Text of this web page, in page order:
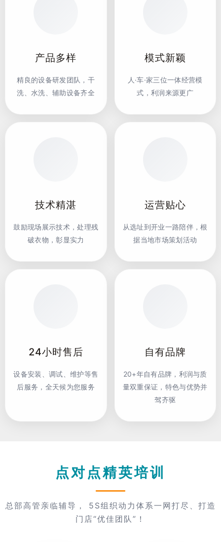
产品多样
精良的设备研发团队，干
洗、水洗、辅助设备齐全
模式新颖
人·车·家三位一体经营模
式，利润来源更广
技术精湛
鼓励现场展示技术，处理残
破衣物，彰显实力
运营贴心
从选址到开业一路陪伴，根
据当地市场策划活动
24小时售后
设备安装、调试、维护等售
后服务，全天候为您服务
自有品牌
20+年自有品牌，利润与质
量双重保证，特色与优势并
驾齐驱
点对点精英培训
总部高管亲临辅导， 5S组织动力体系一网打尽、打造
门店“优佳团队”！